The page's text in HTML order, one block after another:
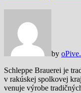
by
Schleppe Brauerei je
v rakúskej spolkovej
venuje výrobe